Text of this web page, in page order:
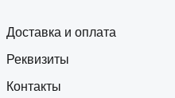
Доставка и оплата
Реквизиты
Контакты